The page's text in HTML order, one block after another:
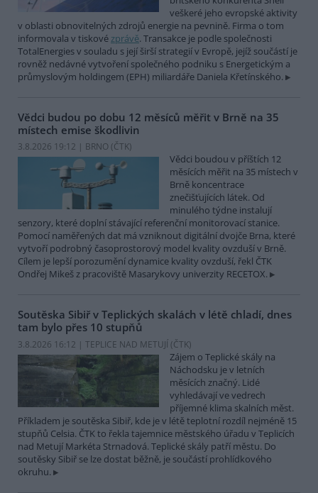
veškeré jeho evropské aktivity
v oblasti obnovitelných zdrojů energie na pevnině. Firma o tom
informovala v tiskovézprávě. Transakce je podle společnosti
TotalEnergies v souladu s její širší strategií v Evropě, jejíž součástí je
rovněž nedávné vytvoření společného podniku s Energetickým a
průmyslovým holdingem (EPH) miliardáře Daniela Křetínského.
Vědci budou po dobu 12 měsíců měřit v Brně na 35
místech emise škodlivin
3.8.2026 19:12 | BRNO (ČTK)
Vědci boudou v příštích 12
měsících měřit na 35 místech v
Brně koncentrace
znečišťujících látek. Od
minulého týdne instalují
senzory, které doplní stávající referenční monitorovací stanice.
Pomocí naměřených dat má vzniknout digitální dvojče Brna, které
vytvoří podrobný časoprostorový model kvality ovzduší v Brně.
Cílem je lepší porozumění dynamice kvality ovzduší, řekl ČTK
Ondřej Mikeš z pracoviště Masarykovy univerzity RECETOX.
Soutěska Sibiř v Teplických skalách v létě chladí, dnes
tam bylo přes 10 stupňů
3.8.2026 16:12 | TEPLICE NAD METUJÍ (ČTK)
Zájem o Teplické skály na
Náchodsku je v letních
měsících značný. Lidé
vyhledávají ve vedrech
příjemné klima skalních měst.
Příkladem je soutěska Sibiř, kde je v létě teplotní rozdíl nejméně 15
stupňů Celsia. ČTK to řekla tajemnice městského úřadu v Teplicích
nad Metují Markéta Strnadová. Teplické skály patří městu. Do
soutěsky Sibiř se lze dostat běžně, je součástí prohlídkového
okruhu.